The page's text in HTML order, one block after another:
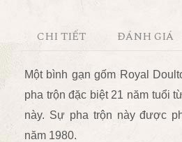
CHI TIẾT ĐÁNH GIÁ
Một bình gạn gốm Royal
pha trộn đặc biệt 21 năm tuổi
này. Sự pha trộn này được
năm 1980.